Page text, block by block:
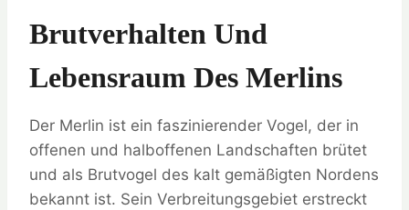
Brutverhalten Und
Lebensraum Des Merlins
Der Merlin ist ein faszinierender Vogel, der in
offenen und halboffenen Landschaften brütet
und als Brutvogel des kalt gemäßigten Nordens
bekannt ist. Sein Verbreitungsgebiet erstreckt